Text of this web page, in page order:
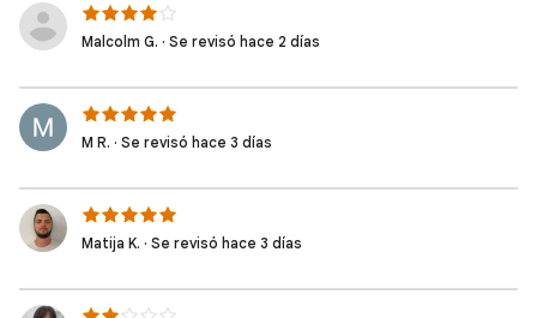
Malcolm G. · Se revisó hace 2 días
M R. · Se revisó hace 3 días
Matija K. · Se revisó hace 3 días